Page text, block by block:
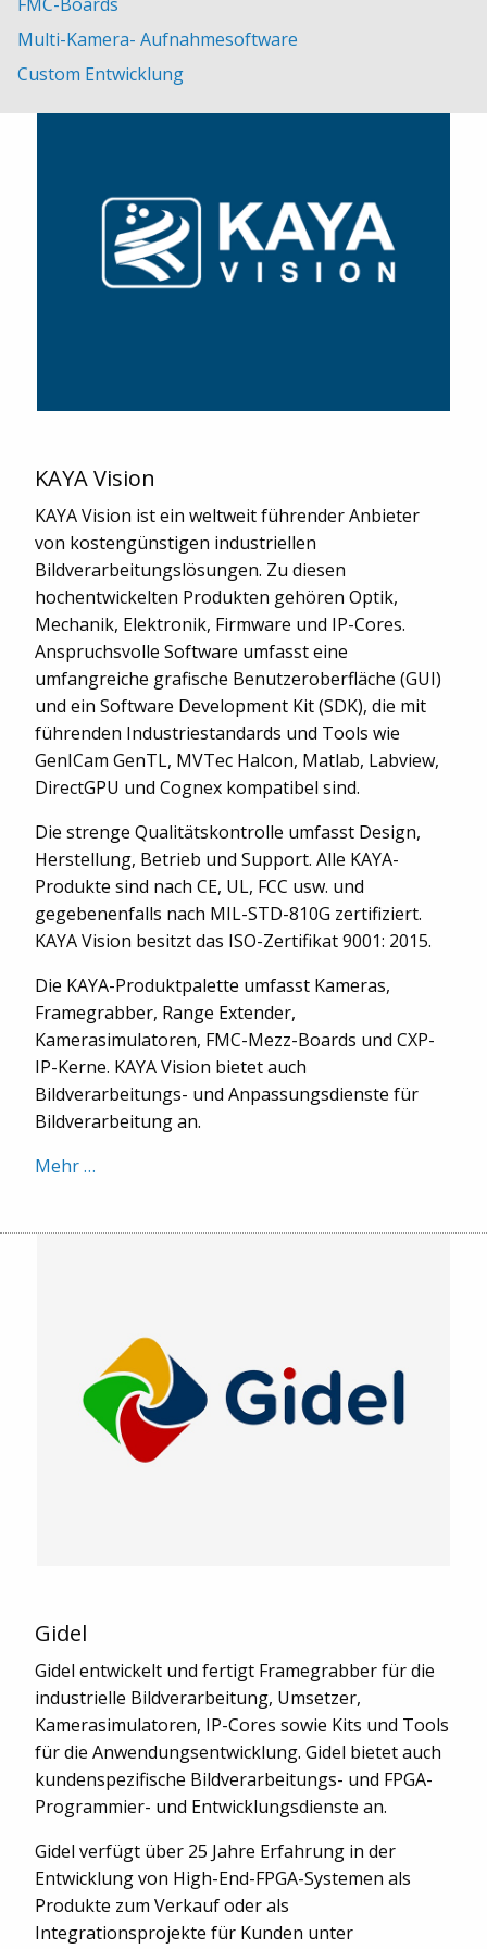
Multi-Kamera- Aufnahmesoftware
Custom Entwicklung
übrigen Europa und weltweit.
KAYA Vision
KAYA Vision ist ein weltweit führender Anbieter
von kostengünstigen industriellen
Bildverarbeitungslösungen. Zu diesen
hochentwickelten Produkten gehören Optik,
Mechanik, Elektronik, Firmware und IP-Cores.
Anspruchsvolle Software umfasst eine
umfangreiche grafische Benutzeroberfläche (GUI)
und ein Software Development Kit (SDK), die mit
führenden Industriestandards und Tools wie
GenICam GenTL, MVTec Halcon, Matlab, Labview,
DirectGPU und Cognex kompatibel sind.
Die strenge Qualitätskontrolle umfasst Design,
Herstellung, Betrieb und Support. Alle KAYA-
Produkte sind nach CE, UL, FCC usw. und
gegebenenfalls nach MIL-STD-810G zertifiziert.
KAYA Vision besitzt das ISO-Zertifikat 9001: 2015.
Die KAYA-Produktpalette umfasst Kameras,
Framegrabber, Range Extender,
Kamerasimulatoren, FMC-Mezz-Boards und CXP-
IP-Kerne. KAYA Vision bietet auch
Bildverarbeitungs- und Anpassungsdienste für
Bildverarbeitung an.
Mehr …
Gidel
Gidel entwickelt und fertigt Framegrabber für die
industrielle Bildverarbeitung, Umsetzer,
Kamerasimulatoren, IP-Cores sowie Kits und Tools
für die Anwendungsentwicklung. Gidel bietet auch
kundenspezifische Bildverarbeitungs- und FPGA-
Programmier- und Entwicklungsdienste an.
Gidel verfügt über 25 Jahre Erfahrung in der
Entwicklung von High-End-FPGA-Systemen als
Produkte zum Verkauf oder als
Integrationsprojekte für Kunden unter